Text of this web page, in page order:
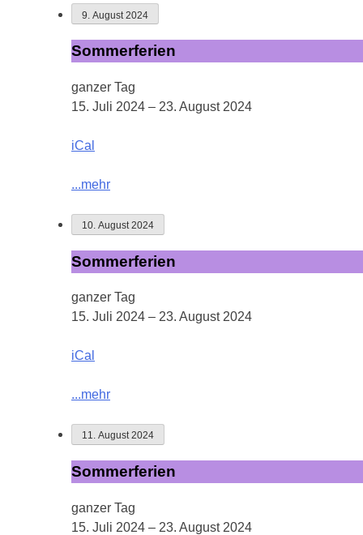
9. August 2024
Sommerferien
Sommerferien
ganzer Tag
15. Juli 2024 – 23. August 2024
iCal
...mehr
10. August 2024
Sommerferien
Sommerferien
ganzer Tag
15. Juli 2024 – 23. August 2024
iCal
...mehr
11. August 2024
Sommerferien
Sommerferien
ganzer Tag
15. Juli 2024 – 23. August 2024